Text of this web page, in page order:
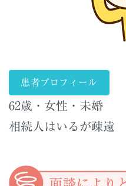
患者プロフィール
62歳・女性・未婚
相続人はいるが疎遠